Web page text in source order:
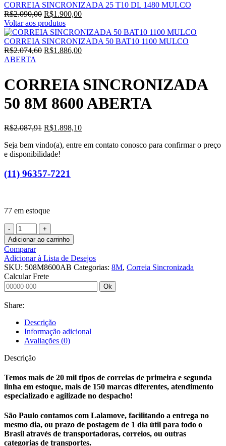
CORREIA SINCRONIZADA 25 T10 DL 1480 MULCO
R$2.090,00 O
preço
original
era:
R$2.090,00.
R$1.900,00O
atual
é:
R$1.900,00.
Voltar aos produtos
CORREIA SINCRONIZADA 50 BAT10 1100 MULCO
R$2.074,60 O
era:
R$2.074,60.
R$1.886,00O
é:
R$1.886,00.
ABERTA
CORREIA SINCRONIZADA
50 8M 8600 ABERTA
R$2.087,91 O
original
era:
R$1.898,10O
atual
Seja bem vindo(a), entre em contato conosco para confirmar o preço
e disponibilidade!
(11) 96357-7221
77 em estoque
CORREIA
SINCRONIZADA
50
8M
8600
ABERTA
quantidade
Adicionar ao carrinho
Comparar
Adicionar à Lista de Desejos
SKU: 508M8600AB Categorias: 8M, Correia Sincronizada
Calcular Frete
Ok
Share:
Descrição
Informação adicional
Avaliações (0)
Descrição
Temos mais de 20 mil tipos de correias de primeira e segunda
linha em estoque, mais de 150 marcas diferentes, atendimento
especializado e agilizade no despacho!
São Paulo contamos com Lalamove, facilitando a entrega no
mesmo dia, ou prazo de postagem de 1 dia útil para todo o
Brasil através de transportadoras, correios, ou outras
categorias de transportes.